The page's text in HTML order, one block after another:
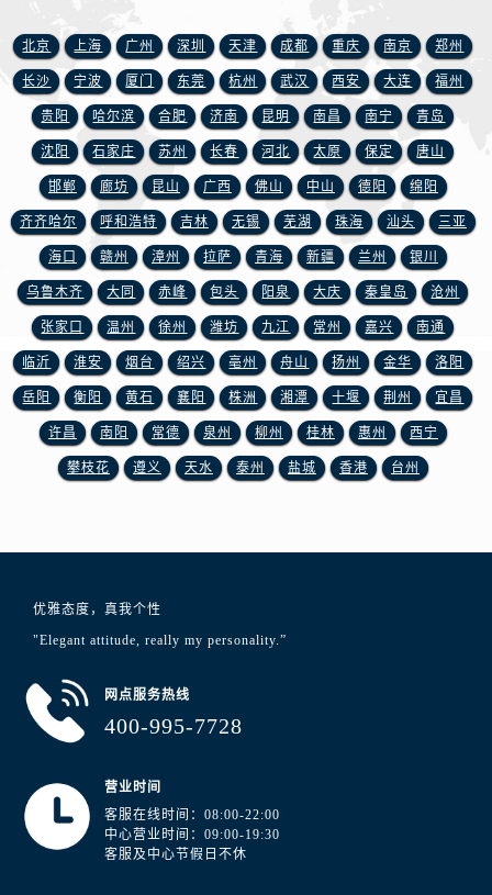
安徽省芜湖市镜湖区中山路步行街浪琴售后服务中心（需提前预约）
安徽省宣城市宣州区叠嶂西路浪琴售后服务中心（需提前预约）
福建省龙岩市新罗区九一南路浪琴售后服务中心（需提前预约）
福建省南平市建阳区人民西路浪琴售后服务中心（需提前预约）
福建省宁德市蕉城区天湖东路浪琴售后服务中心（需提前预约）
福建省莆田市城厢区霞林街道荔华东大道浪琴售后服务中心（需提前预约）
福建省三明市三元区东乾二路浪琴售后服务中心（需提前预约）
福建省漳州市龙文区步港路浪琴售后服务中心（需提前预约）
江苏省常州市新北区龙锦路1590号现代传媒中心5号楼10层1008室浪琴售后服务中心（需提前预约）
江苏省淮安市清江浦区淮海北路浪琴售后服务中心（需提前预约）
江苏省连云港市海州区通灌北路浪琴售后服务中心（需提前预约）
江苏省南京市秦淮区中山南路1号南京中心22层22-C1-C3室浪琴售后服务中心（需提前预约）
江苏省宿迁市宿城区西湖路浪琴售后服务中心（需提前预约）
北京 上海 广州 深圳 天津 成都 重庆 南京 郑州
长沙 宁波 厦门 东莞 杭州 武汉 西安 大连 福州
贵阳 哈尔滨 合肥 济南 昆明 南昌 南宁 青岛
沈阳 石家庄 苏州 长春 河北 太原 保定 唐山
邯郸 廊坊 昆山 广西 佛山 中山 德阳 绵阳
齐齐哈尔 呼和浩特 吉林 无锡 芜湖 珠海 汕头 三亚
海口 赣州 漳州 拉萨 青海 新疆 兰州 银川
乌鲁木齐 大同 赤峰 包头 阳泉 大庆 秦皇岛 沧州
张家口 温州 徐州 潍坊 九江 常州 嘉兴 南通
临沂 淮安 烟台 绍兴 亳州 舟山 扬州 金华 洛阳
岳阳 衡阳 黄石 襄阳 株洲 湘潭 十堰 荆州 宜昌
许昌 南阳 常德 泉州 柳州 桂林 惠州 西宁
攀枝花 遵义 天水 泰州 盐城 香港 台州
优雅态度，真我个性
"Elegant attitude, really my personality.”
网点服务热线
400-995-7728
营业时间
客服在线时间：08:00-22:00
中心营业时间：09:00-19:30
客服及中心节假日不休